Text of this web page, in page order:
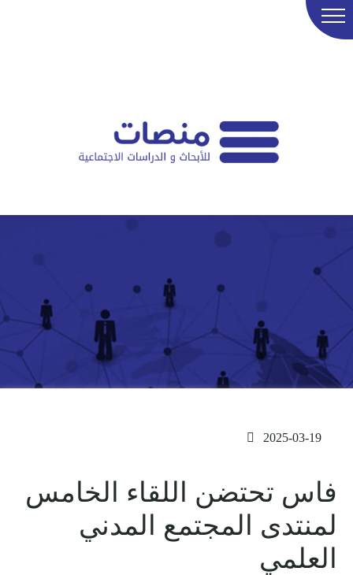
2025-03-19
فاس تحتضن اللقاء الخامس
لمنتدى المجتمع المدني
العلمي